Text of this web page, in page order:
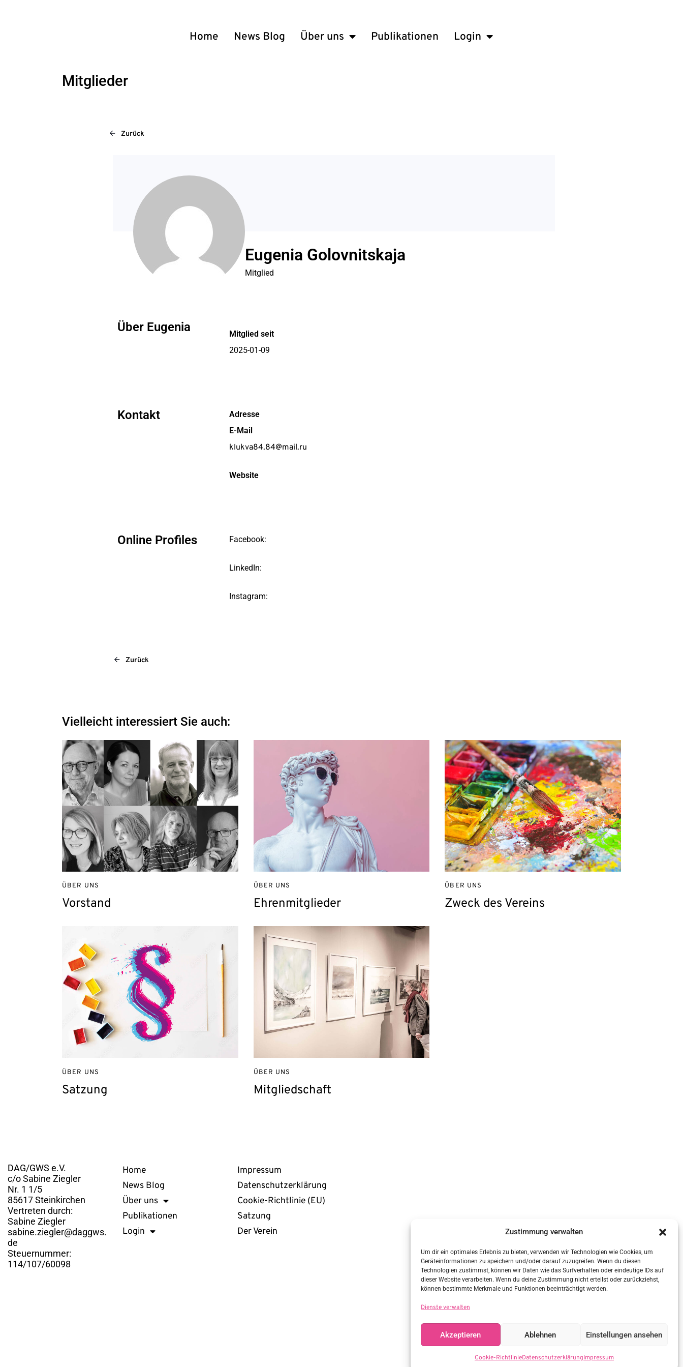
Zustimmung verwalten
Um dir ein optimales Erlebnis zu bieten, verwenden wir Technologien wie Cookies, um
Geräteinformationen zu speichern und/oder darauf zuzugreifen. Wenn du diesen
Technologien zustimmst, können wir Daten wie das Surfverhalten oder eindeutige IDs auf
dieser Website verarbeiten. Wenn du deine Zustimmung nicht erteilst oder zurückziehst,
können bestimmte Merkmale und Funktionen beeinträchtigt werden.
Dienste verwalten
Akzeptieren Ablehnen Einstellungen ansehen
Cookie-RichtlinieDatenschutzerklärungImpressum
Home News Blog Über uns Publikationen Login
Mitglieder
Zurück
Eugenia Golovnitskaja
Mitglied
Über Eugenia
Mitglied seit
2025-01-09
Kontakt
Adresse
E-Mail
klukva84.84@mail.ru
Website
Online Profiles Facebook:
LinkedIn:
Instagram:
Zurück
Vielleicht interessiert Sie auch:
Vorstand
ÜBER UNS
Ehrenmitglieder
ÜBER UNS
Zweck des Vereins
ÜBER UNS
Satzung
ÜBER UNS
Mitgliedschaft
ÜBER UNS
DAG/GWS e.V.
c/o Sabine Ziegler
Nr. 1 1/5
85617 Steinkirchen
Vertreten durch:
Sabine Ziegler
sabine.ziegler@daggws.
de
Steuernummer:
114/107/60098
Home
News Blog
Über uns
Publikationen
Login
Impressum
Datenschutzerklärung
Cookie-Richtlinie (EU)
Satzung
Der Verein